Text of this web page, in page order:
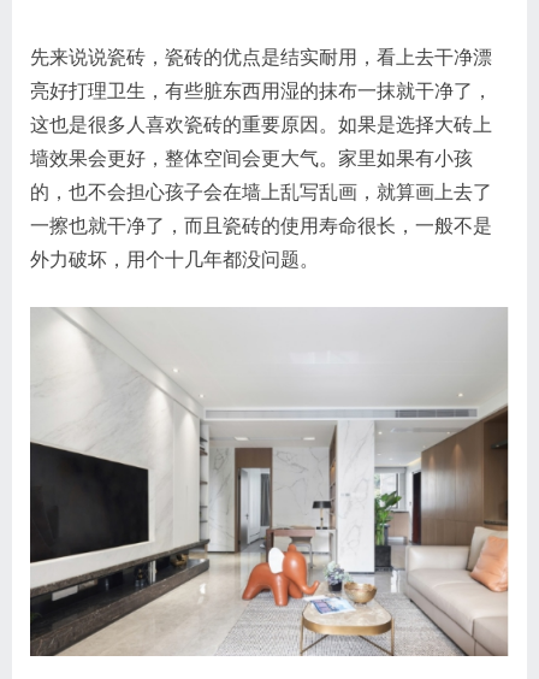
先来说说瓷砖，瓷砖的优点是结实耐用，看上去干净漂
亮好打理卫生，有些脏东西用湿的抹布一抹就干净了，
这也是很多人喜欢瓷砖的重要原因。如果是选择大砖上
墙效果会更好，整体空间会更大气。家里如果有小孩
的，也不会担心孩子会在墙上乱写乱画，就算画上去了
一擦也就干净了，而且瓷砖的使用寿命很长，一般不是
外力破坏，用个十几年都没问题。